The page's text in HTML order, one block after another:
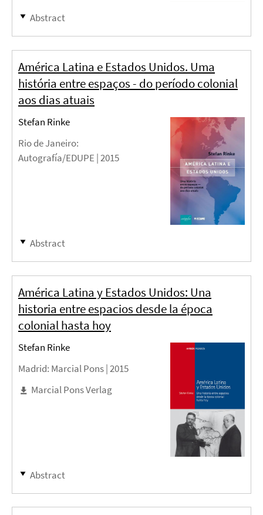
Abstract
América Latina e Estados Unidos. Uma
história entre espaços - do período colonial
aos dias atuais
Stefan Rinke
Rio de Janeiro:
Autografía/EDUPE |2015
Abstract
América Latina y Estados Unidos: Una
historia entre espacios desde la época
colonial hasta hoy
Stefan Rinke
Madrid: Marcial Pons |2015
Marcial Pons Verlag
Abstract